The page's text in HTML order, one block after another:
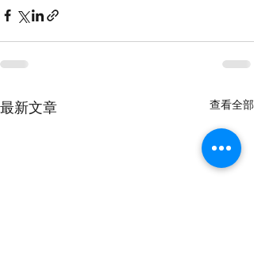
最新文章 查看全部